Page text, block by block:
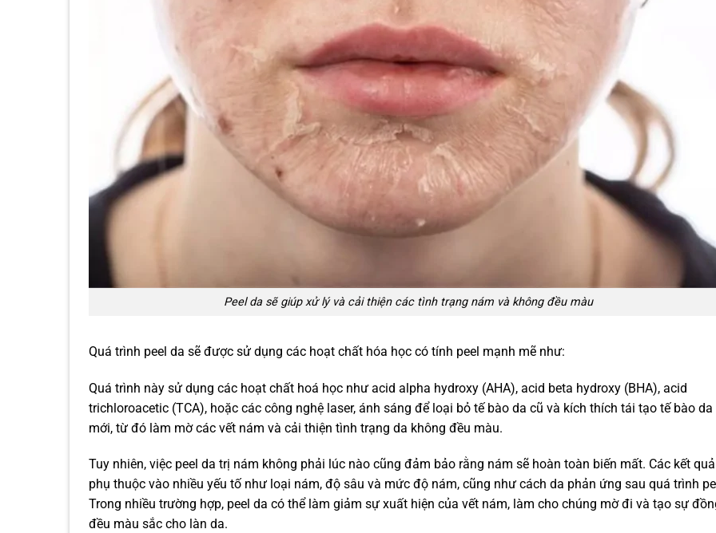
Peel da sẽ giúp xử lý và cải thiện các tình trạng nám và không đều màu
Quá trình peel da sẽ được sử dụng các hoạt chất hóa học có tính peel mạnh mẽ như:
Quá trình này sử dụng các hoạt chất hoá học như acid alpha hydroxy (AHA), acid beta hydroxy (BHA), acid
trichloroacetic (TCA), hoặc các công nghệ laser, ánh sáng để loại bỏ tế bào da cũ và kích thích tái tạo tế bào da
mới, từ đó làm mờ các vết nám và cải thiện tình trạng da không đều màu.
Tuy nhiên, việc peel da trị nám không phải lúc nào cũng đảm bảo rằng nám sẽ hoàn toàn biến mất. Các kết quả
phụ thuộc vào nhiều yếu tố như loại nám, độ sâu và mức độ nám, cũng như cách da phản ứng sau quá trình
Trong nhiều trường hợp, peel da có thể làm giảm sự xuất hiện của vết nám, làm cho chúng mờ đi và tạo sự
đều màu sắc cho làn da.